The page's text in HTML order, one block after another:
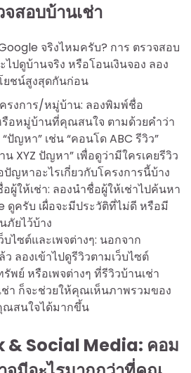
สอบบ้านเช่า
จริงไหมครับ? การ ตรวจสอบ
ปดูบ้านจริง หรือโอนเงินจอง ลอง
ยชน์สูงสุดกันก่อน
รงการ/หมู่บ้าน: ลองพิมพ์ชื่อ
รือหมู่บ้านที่คุณสนใจ ตามด้วยคำว่า
“ปัญหา” เช่น “คอนโด ABC รีวิว”
XYZ ปัญหา” เพื่อดูว่ามีใครเคยรีวิว
ปัญหาอะไรเกี่ยวกับโครงการนี้บ้าง
ผู้ให้เช่า: ลองนำชื่อผู้ให้เช่าไปค้นหา
ดูครับ เผื่อจะมีประวัติที่ไม่ดี หรือมี
ภัยไว้บ้าง
บไซต์และเพจต่างๆ: นอกจาก
ลองเข้าไปดูรีวิวตามเว็บไซต์
พย์ หรือเพจต่างๆ ที่รีวิวบ้านเช่า
ช่า ก็จะช่วยให้คุณเห็นภาพรวมของ
ณสนใจได้มากขึ้น
& Social Media: คอม